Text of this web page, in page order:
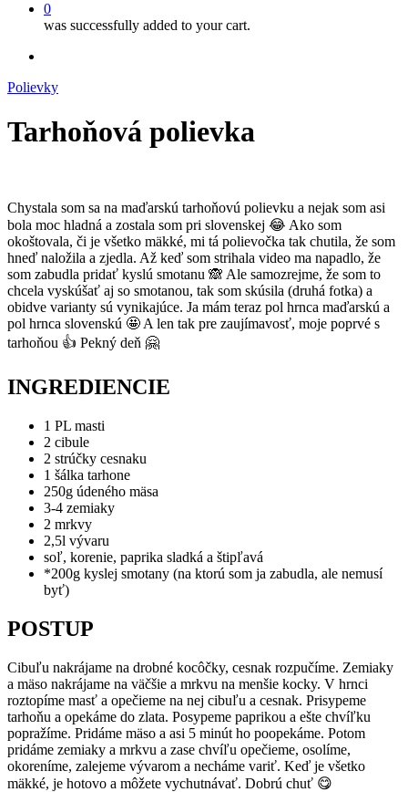
0
was successfully added to your cart.
Polievky
Tarhoňová polievka
Chystala som sa na maďarskú tarhoňovú polievku a nejak som asi
bola moc hladná a zostala som pri slovenskej 😂 Ako som
okoštovala, či je všetko mäkké, mi tá polievočka tak chutila, že som
hneď naložila a zjedla. Až keď som strihala video ma napadlo, že
som zabudla pridať kyslú smotanu 🙈 Ale samozrejme, že som to
chcela vyskúšať aj so smotanou, tak som skúsila (druhá fotka) a
obidve varianty sú vynikajúce. Ja mám teraz pol hrnca maďarskú a
pol hrnca slovenskú 🤩 A len tak pre zaujímavosť, moje poprvé s
tarhoňou 👍 Pekný deň 🤗
INGREDIENCIE
1 PL masti
2 cibule
2 strúčky cesnaku
1 šálka tarhone
250g údeného mäsa
3-4 zemiaky
2 mrkvy
2,5l vývaru
soľ, korenie, paprika sladká a štipľavá
*200g kyslej smotany (na ktorú som ja zabudla, ale nemusí
byť)
POSTUP
Cibuľu nakrájame na drobné kocôčky, cesnak rozpučíme. Zemiaky
a mäso nakrájame na väčšie a mrkvu na menšie kocky. V hrnci
roztopíme masť a opečieme na nej cibuľu a cesnak. Prisypeme
tarhoňu a opekáme do zlata. Posypeme paprikou a ešte chvíľku
popražíme. Pridáme mäso a asi 5 minút ho poopekáme. Potom
pridáme zemiaky a mrkvu a zase chvíľu opečieme, osolíme,
okoreníme, zalejeme vývarom a necháme variť. Keď je všetko
mäkké, je hotovo a môžete vychutnávať. Dobrú chuť 😋